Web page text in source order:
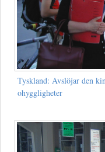
Tyskland: Avslöjar den
ohyggligheter